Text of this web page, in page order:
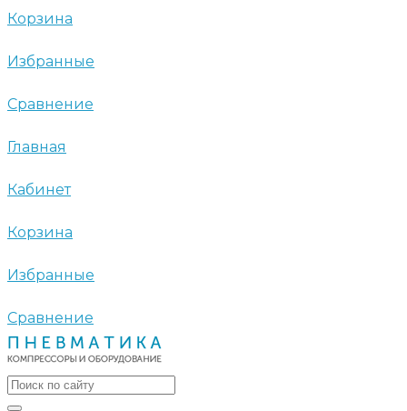
Корзина
Избранные
Сравнение
Главная
Кабинет
Корзина
Избранные
Сравнение